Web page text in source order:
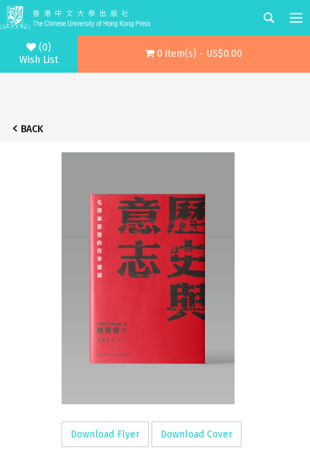
(0)
Wish List
0 item(s) - US$0.00
BACK
Download Flyer Download Cover